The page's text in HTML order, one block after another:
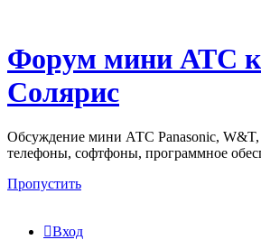
Форум мини АТС
Солярис
Обсуждение мини АТС Panasonic, W&T,
телефоны, софтфоны, программное
Пропустить
Вход